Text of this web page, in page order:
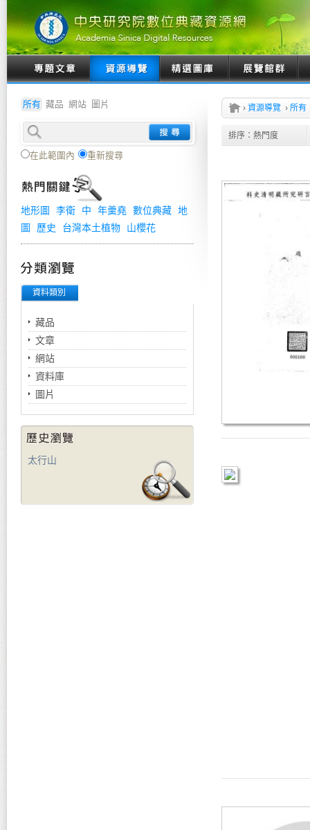
所有 藏品 網站 圖片
在此範圍內 重新搜尋
地形圖 李衛 中 年羹堯 數位典藏 地
圖
歷史 台灣本土植物 山櫻花
資料類別
藏品
文章
網站
資料庫
圖片
太行山
› 資源導覽 › 所有
排序： 熱門度